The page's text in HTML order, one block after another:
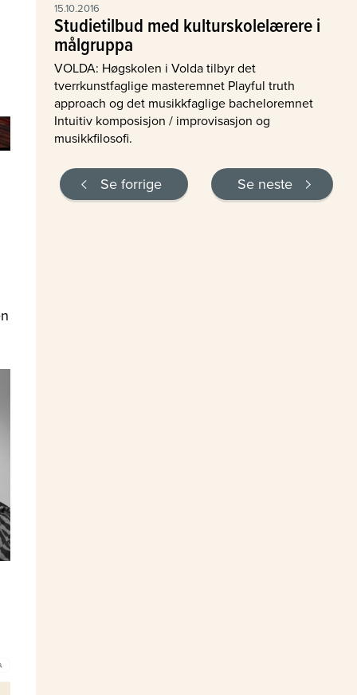
15.10.2016
Studietilbud med kulturskolelærere i
målgruppa
VOLDA: Høgskolen i Volda tilbyr det
tverrkunstfaglige masteremnet Playful truth
approach og det musikkfaglige bacheloremnet
Intuitiv komposisjon / improvisasjon og
musikkfilosofi.
Se forrige Se neste